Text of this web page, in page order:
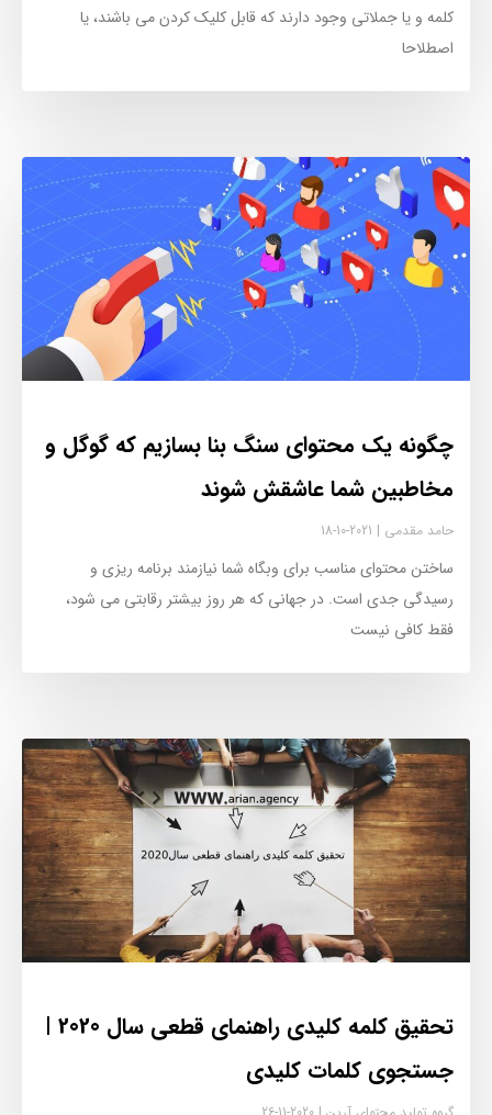
كلمه و یا جملاتی وجود دارند که قابل کلیک کردن می باشند، یا
اصطلاحا
چگونه یک محتوای سنگ بنا بسازیم که گوگل و
مخاطبین شما عاشقش شوند
حامد مقدمی
ساختن محتوای مناسب برای وبگاه شما نیازمند برنامه ریزی و
رسیدگی جدی است. در جهانی که هر روز بیشتر رقابتی می شود،
فقط کافی نیست
تحقیق کلمه کلیدی راهنمای قطعی سال 2020 |
جستجوی کلمات کلیدی